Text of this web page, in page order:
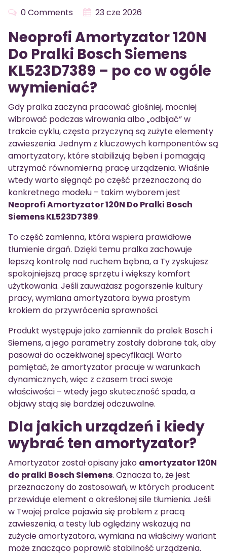
0 Comments 23 cze 2026
Neoprofi Amortyzator 120N
Do Pralki Bosch Siemens
KL523D7389 – po co w ogóle
wymieniać?
Gdy pralka zaczyna pracować głośniej, mocniej
wibrować podczas wirowania albo „odbijać” w
trakcie cyklu, często przyczyną są zużyte elementy
zawieszenia. Jednym z kluczowych komponentów są
amortyzatory, które stabilizują bęben i pomagają
utrzymać równomierną pracę urządzenia. Właśnie
wtedy warto sięgnąć po część przeznaczoną do
konkretnego modelu – takim wyborem jest
Neoprofi Amortyzator 120N Do Pralki Bosch
Siemens KL523D7389.
To część zamienna, która wspiera prawidłowe
tłumienie drgań. Dzięki temu pralka zachowuje
lepszą kontrolę nad ruchem bębna, a Ty zyskujesz
spokojniejszą pracę sprzętu i większy komfort
użytkowania. Jeśli zauważasz pogorszenie kultury
pracy, wymiana amortyzatora bywa prostym
krokiem do przywrócenia sprawności.
Produkt występuje jako zamiennik do pralek Bosch i
Siemens, a jego parametry zostały dobrane tak, aby
pasował do oczekiwanej specyfikacji. Warto
pamiętać, że amortyzator pracuje w warunkach
dynamicznych, więc z czasem traci swoje
właściwości – wtedy jego skuteczność spada, a
objawy stają się bardziej odczuwalne.
Dla jakich urządzeń i kiedy
wybrać ten amortyzator?
Amortyzator został opisany jako amortyzator 120N
do pralki Bosch Siemens. Oznacza to, że jest
przeznaczony do zastosowań, w których producent
przewiduje element o określonej sile tłumienia. Jeśli
w Twojej pralce pojawia się problem z pracą
zawieszenia, a testy lub oględziny wskazują na
zużycie amortyzatora, wymiana na właściwy wariant
może znacząco poprawić stabilność urządzenia.